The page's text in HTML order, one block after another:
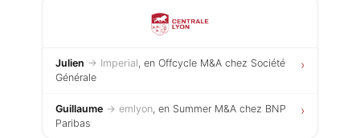
Julien → Imperial, en Offcycle M&A chez Société
Générale
›
Guillaume → emlyon, en Summer M&A chez BNP
Paribas
›